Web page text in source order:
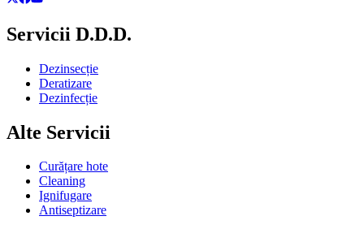
Servicii D.D.D.
Dezinsecție
Deratizare
Dezinfecție
Alte Servicii
Curățare hote
Cleaning
Ignifugare
Antiseptizare